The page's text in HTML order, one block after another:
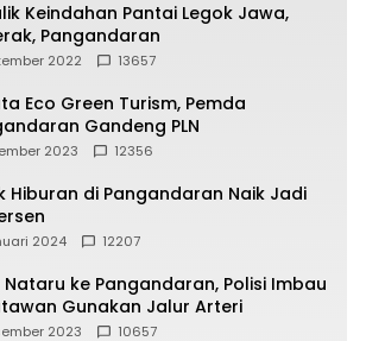
Keindahan Pantai Legok Jawa,
Pangandaran
2022 13657
Eco Green Turism, Pemda
Gandeng PLN
2023 12356
Hiburan di Pangandaran Naik Jadi
2024 12207
Nataru ke Pangandaran, Polisi Imbau
Gunakan Jalur Arteri
2023 10657